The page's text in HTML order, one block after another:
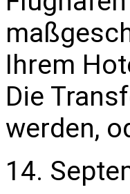
Ihrem
Die
werden,
14.